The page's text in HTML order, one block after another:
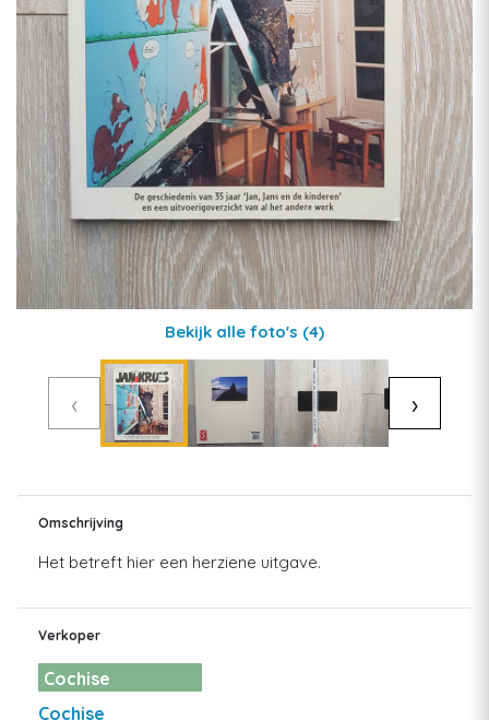
Bekijk alle foto's (4)
‹ ›
Omschrijving
Het betreft hier een herziene uitgave.
Verkoper
Cochise
Cochise